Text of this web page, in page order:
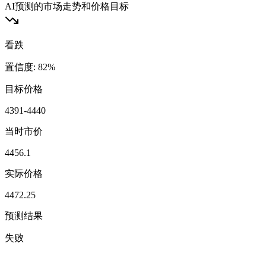
AI预测的市场走势和价格目标
看跌
置信度: 82%
目标价格
4391-4440
当时市价
4456.1
实际价格
4472.25
预测结果
失败